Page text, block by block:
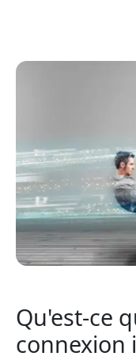
Qu'est-ce
connexion